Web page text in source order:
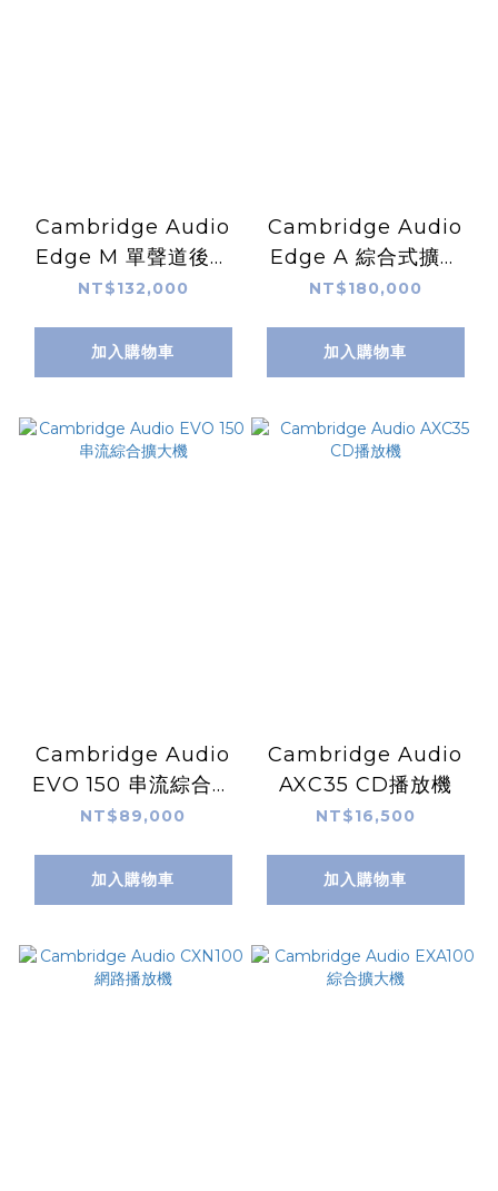
Cambridge Audio
Edge M 單聲道後級
擴大機
NT$132,000
加入購物車
Cambridge Audio
Edge A 綜合式擴大
機
NT$180,000
加入購物車
Cambridge Audio
EVO 150 串流綜合擴
大機
NT$89,000
加入購物車
Cambridge Audio
AXC35 CD播放機
NT$16,500
加入購物車